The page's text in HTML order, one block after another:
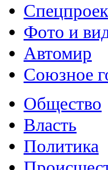
Фото и
Автомир
Союзное
Общество
Власть
Политика